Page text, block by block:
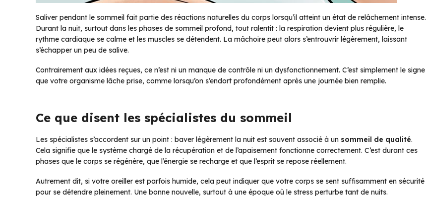
Saliver pendant le sommeil fait partie des réactions naturelles du corps lorsqu’il atteint un état de relâchement intense.
Durant la nuit, surtout dans les phases de sommeil profond, tout ralentit : la respiration devient plus régulière, le
rythme cardiaque se calme et les muscles se détendent. La mâchoire peut alors s’entrouvrir légèrement, laissant
s’échapper un peu de salive.
Contrairement aux idées reçues, ce n’est ni un manque de contrôle ni un dysfonctionnement. C’est simplement le signe
que votre organisme lâche prise, comme lorsqu’on s’endort profondément après une journée bien remplie.
Ce que disent les spécialistes du sommeil
Les spécialistes s’accordent sur un point : baver légèrement la nuit est souvent associé à un sommeil de qualité.
Cela signifie que le système chargé de la récupération et de l’apaisement fonctionne correctement. C’est durant ces
phases que le corps se régénère, que l’énergie se recharge et que l’esprit se repose réellement.
Autrement dit, si votre oreiller est parfois humide, cela peut indiquer que votre corps se sent suffisamment en sécurité
pour se détendre pleinement. Une bonne nouvelle, surtout à une époque où le stress perturbe tant de nuits.